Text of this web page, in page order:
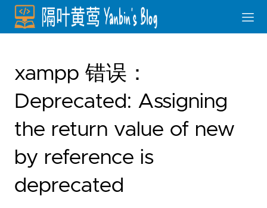
xampp 错误：
Deprecated: Assigning
the return value of new
by reference is
deprecated